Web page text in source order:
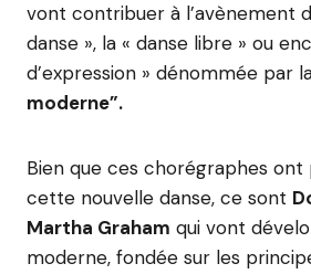
vont contribuer à l’avènement
danse », la « danse libre » ou
d’expression » dénommée par
moderne”.
Bien que ces chorégraphes ont
cette nouvelle danse, ce sont
Martha Graham qui vont
moderne, fondée sur les